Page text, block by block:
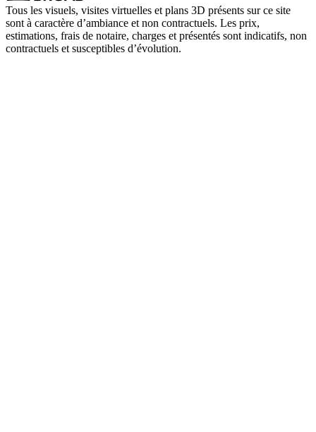
Tous les visuels, visites virtuelles et plans 3D présents sur ce site
sont à caractère d’ambiance et non contractuels. Les prix,
estimations, frais de notaire, charges et présentés sont indicatifs, non
contractuels et susceptibles d’évolution.